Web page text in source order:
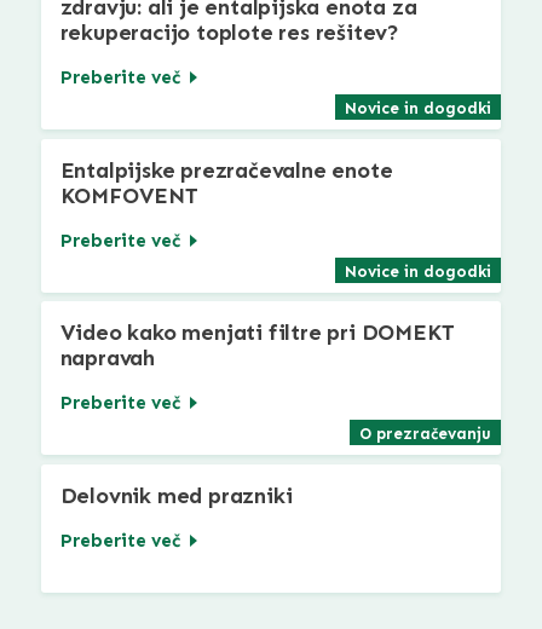
zdravju: ali je entalpijska enota za
rekuperacijo toplote res rešitev?
Preberite več
Novice in dogodki
Entalpijske prezračevalne enote
KOMFOVENT
Preberite več
Novice in dogodki
Video kako menjati filtre pri DOMEKT
napravah
Preberite več
O prezračevanju
Delovnik med prazniki
Preberite več